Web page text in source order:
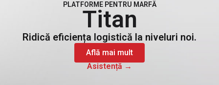
PLATFORME PENTRU MARFĂ
Titan
Ridică eficiența logistică la niveluri noi.
Află mai mult
Asistență →